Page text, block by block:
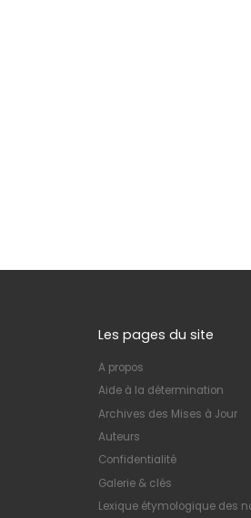
Les pages du site
A propos
Aide à la détermination
Archives des Mises à Jour
Auteurs
Confidentialité
Galerie & clés
Lexique étymologique des